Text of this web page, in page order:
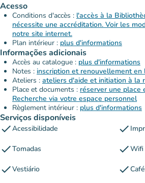
Acesso
Conditions d'accès : l'accès à la
nécessite une accréditation. Voir les
notre site internet.
Plan intérieur : plus d'informations
Informações adicionais
Accès au catalogue : plus d'informations
Notes : inscription et renouvellement en
Ateliers : ateliers d'aide et initiation à la
Place et documents : réserver une place
Recherche via votre espace personnel
Règlement intérieur : plus d'informations
Serviços disponíveis
checkAcessibilidade check
checkTomadas checkWifi
checkVestiário checkCafé